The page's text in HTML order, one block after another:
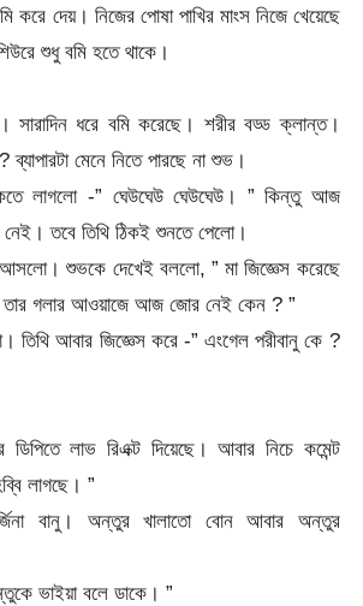
দেয়। নিজের পোষা পাখির মাংস নিজে খেয়েছে
শুধু বমি হতে থাকে।
সারাদিন ধরে বমি করেছে। শরীর বড্ড ক্লান্ত।
মেনে নিতে পারছে না শুভ।
লাগলো -” ঘেউঘেউ ঘেউঘেউ। ” কিন্তু আজ
তবে তিথি ঠিকই শুনতে পেলো।
আসলো। শুভকে দেখেই বললো, ” মা জিজ্ঞেস করেছে
তার গলার আওয়াজে আজ জোর নেই কেন ? ”
আবার জিজ্ঞেস করে -” এংগেল পরীবানু কে ?
লাভ রিএক্ট দিয়েছে। আবার নিচে কমেন্ট
লাগছে। ”
বানু। অন্তুর খালাতো বোন আবার অন্তুর
ভাইয়া বলে ডাকে। ”